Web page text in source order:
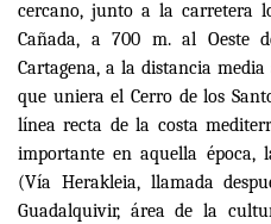
cercano, junto a la carretera
Cañada, a 700 m. al Oeste
Cartagena, a la distancia
que uniera el Cerro de los
línea recta de la costa
importante en aquella época,
(Vía Herakleia, llamada
Guadalquivir, área de la